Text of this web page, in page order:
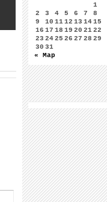
1
2
3 4 5 6 7
8
9
10 1112 13 1415
16 17 18 19 20 2122
23 2425 26 27 28 29
30 31
« Мар